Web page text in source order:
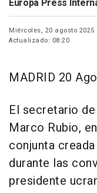
Europa Press
Miércoles, 20 agosto 2025
Actualizado: 08:20
MADRID 20
El secretario
Marco Rubio,
conjunta
durante las
presidente